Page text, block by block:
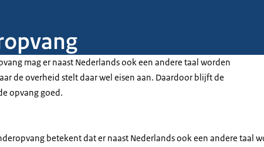
mag er naast Nederlands ook een andere taal worden
de overheid stelt daar wel eisen aan. Daardoor blijft de
opvang goed.
betekent dat er naast Nederlands ook een andere taal